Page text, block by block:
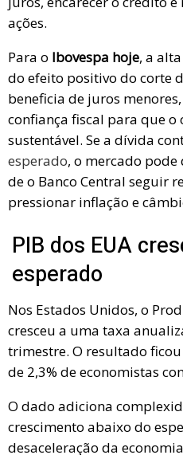
ações.
Para o Ibovespa hoje, a
do efeito positivo do corte
beneficia de juros
confiança fiscal para que o
sustentável. Se a dívida
esperado, o mercado
de o Banco Central seguir
pressionar inflação e
PIB dos EUA
esperado
Nos Estados Unidos, o
cresceu a uma taxa
trimestre. O resultado
de 2,3% de economistas
O dado adiciona
crescimento abaixo do
desaceleração da